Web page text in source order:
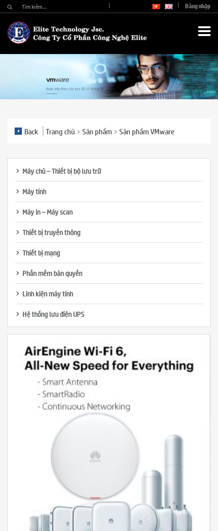
Đăng nhập
Back Trang chủ Sản phẩm Sản phẩm VMware
Máy chủ – Thiết bị bộ lưu trữ
Máy tính
Máy in – Máy scan
Thiết bị truyền thông
Thiết bị mạng
Phần mềm bản quyền
Linh kiện máy tính
Hệ thống lưu điện UPS